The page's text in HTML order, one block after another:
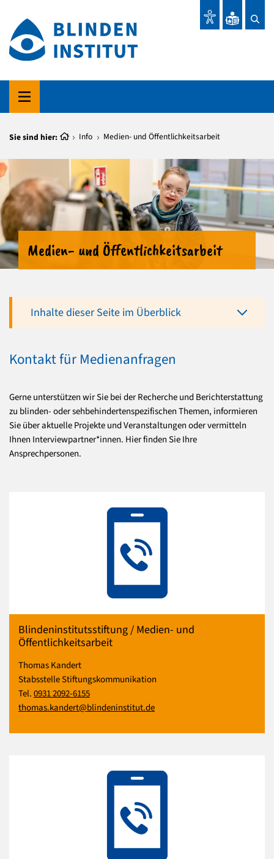
Sie sind hier: Info Medien- und Öffentlichkeitsarbeit
Medien- und Öffentlichkeitsarbeit
Inhalte dieser Seite im Überblick
Kontakt für Medienanfragen
Gerne unterstützen wir Sie bei der Recherche und Berichterstattung
zu blinden- oder sehbehindertenspezifischen Themen, informieren
Sie über aktuelle Projekte und Veranstaltungen oder vermitteln
Ihnen Interviewpartner*innen. Hier finden Sie Ihre
Ansprechpersonen.
Blindeninstitutsstiftung / Medien- und
Öffentlichkeitsarbeit
Thomas Kandert
Stabsstelle Stiftungskommunikation
Tel.0931 2092-6155
thomas.kandert@blindeninstitut.de